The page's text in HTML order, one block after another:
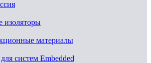
изоляторы
материалы
систем Embedded